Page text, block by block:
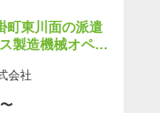
町東川面の派遣
製造機械オペレ
会社